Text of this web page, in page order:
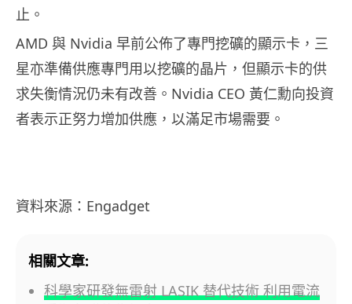
止。
AMD 與 Nvidia 早前公佈了專門挖礦的顯示卡，三
星亦準備供應專門用以挖礦的晶片，但顯示卡的供
求失衡情況仍未有改善。Nvidia CEO 黃仁勳向投資
者表示正努力增加供應，以滿足市場需要。
資料來源：Engadget
相關文章:
科學家研發無雷射 LASIK 替代技術 利用電流